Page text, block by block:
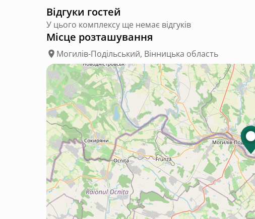
Відгуки гостей
У цього комплексу ще немає відгуків
Місце розташування
Могилів-Подільський, Вінницька область